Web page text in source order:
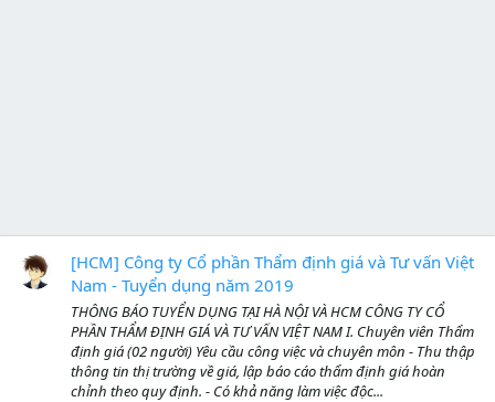
[HCM] Công ty Cổ phần Thẩm định giá và Tư vấn Việt
Nam - Tuyển dụng năm 2019
THÔNG BÁO TUYỂN DỤNG TẠI HÀ NỘI VÀ HCM CÔNG TY CỔ
PHẦN THẨM ĐỊNH GIÁ VÀ TƯ VẤN VIỆT NAM I. Chuyên viên Thẩm
định giá (02 người) Yêu cầu công việc và chuyên môn - Thu thập
thông tin thị trường về giá, lập báo cáo thẩm định giá hoàn
chỉnh theo quy định. - Có khả năng làm việc độc...